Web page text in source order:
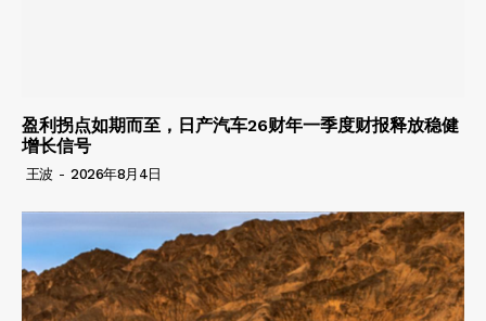
盈利拐点如期而至，日产汽车26财年一季度财报释放稳健
增长信号
王波 - 2026年8月4日